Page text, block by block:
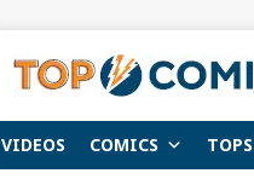
VIDEOS COMICS TOPS